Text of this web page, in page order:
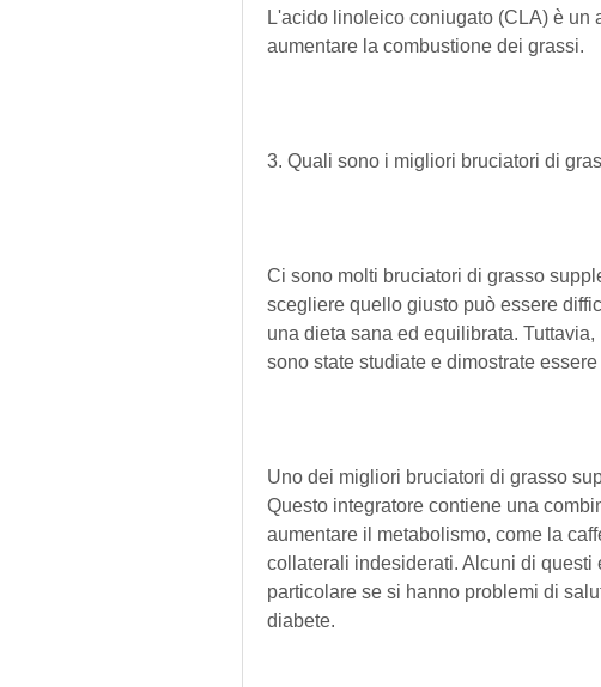
L'acido linoleico coniugato (CLA) è un
aumentare la combustione dei grassi.
3. Quali sono i migliori bruciatori di
Ci sono molti bruciatori di grasso
scegliere quello giusto può essere
una dieta sana ed equilibrata.
sono state studiate e dimostrate
Uno dei migliori bruciatori di grasso
Questo integratore contiene una
aumentare il metabolismo, come la
collaterali indesiderati. Alcuni di
particolare se si hanno problemi di
diabete.